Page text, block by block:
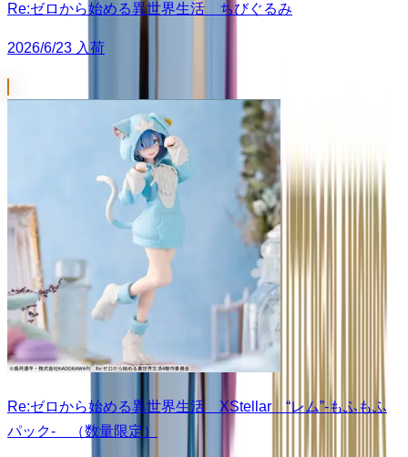
Re:ゼロから始める異世界生活 ちびぐるみ
2026/6/23 入荷
Re:ゼロから始める異世界生活 XStellar “レム”-もふもふ
パック- （数量限定）